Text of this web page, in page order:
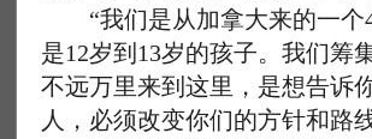
“我们是从加拿大来的一个
是12岁到13岁的孩子。我们筹
不远万里来到这里，是想告诉
人，必须改变你们的方针和路线